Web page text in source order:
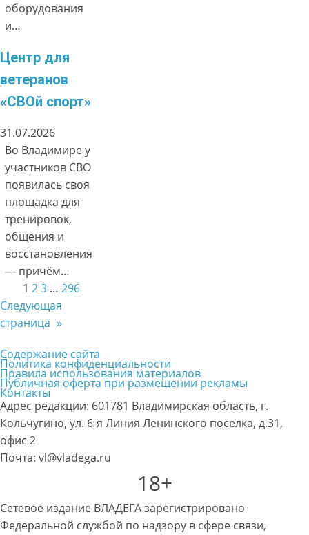
оборудования
и…
Центр для
ветеранов
«СВОй спорт»
31.07.2026
Во Владимире у
участников СВО
появилась своя
площадка для
тренировок,
общения и
восстановления
— причём…
1 23 … 296
Следующая
страница »
Содержание сайта
Политика конфиденциальности
Правила использования материалов
Публичная оферта при размещении рекламы
Контакты
Адрес редакции: 601781 Владимирская область, г.
Кольчугино, ул. 6-я Линия Ленинского поселка, д.31,
офис 2
Почта: vl@vladega.ru
18+
Сетевое издание ВЛАДЕГА зарегистрировано
Федеральной службой по надзору в сфере связи,